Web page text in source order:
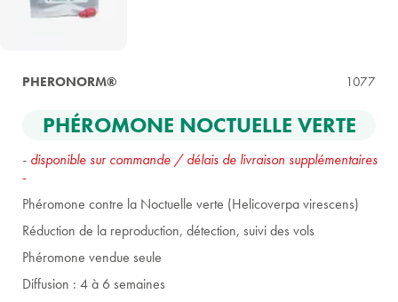
PHERONORM® 1077
PHÉROMONE NOCTUELLE VERTE
- disponible sur commande / délais de livraison supplémentaires
-
Phéromone contre la Noctuelle verte (Helicoverpa virescens)
Réduction de la reproduction, détection, suivi des vols
Phéromone vendue seule
Diffusion : 4 à 6 semaines